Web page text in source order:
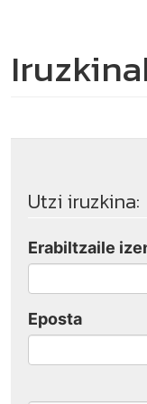
Utzi iruzkina:
Erabiltzaile
Eposta